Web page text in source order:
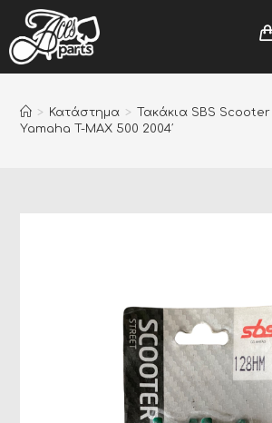
> Κατάστημα >
Τακάκια SBS
Yamaha T-MAX 500 2004′